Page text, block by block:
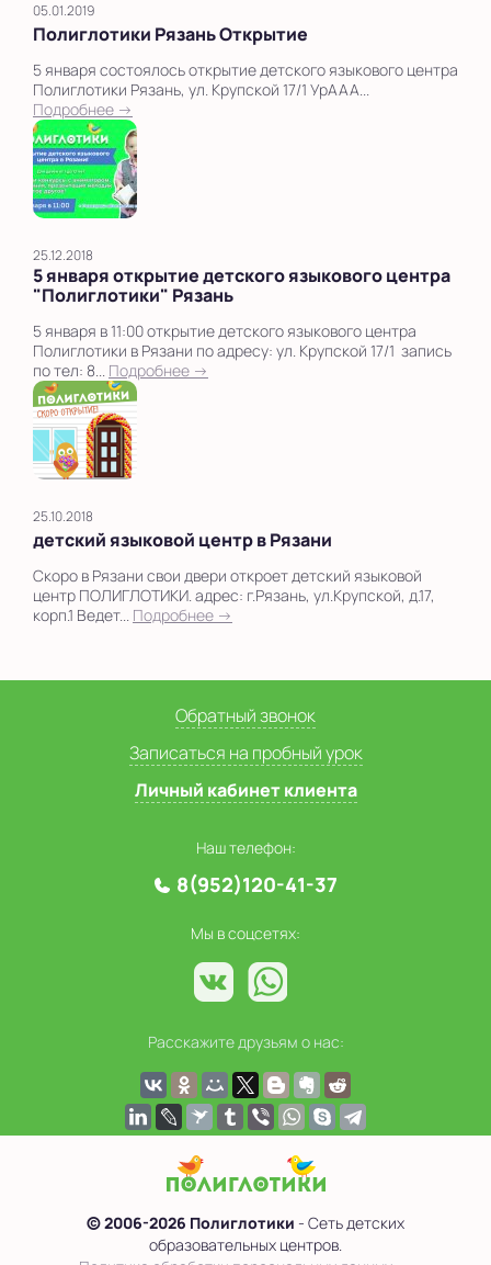
05.01.2019
Полиглотики Рязань Открытие
5 января состоялось открытие детского языкового центра
Полиглотики Рязань, ул. Крупской 17/1 УрААА...
Подробнее →
25.12.2018
5 января открытие детского языкового центра
"Полиглотики" Рязань
5 января в 11:00 открытие детского языкового центра
Полиглотики в Рязани по адресу: ул. Крупской 17/1 запись
по тел: 8... Подробнее →
25.10.2018
детский языковой центр в Рязани
Скоро в Рязани свои двери откроет детский языковой
центр ПОЛИГЛОТИКИ. адрес: г.Рязань, ул.Крупской, д.17,
корп.1 Ведет... Подробнее →
Обратный звонок
Записаться на пробный урок
Личный кабинет клиента
Наш телефон:
8(952)120-41-37
Мы в соцсетях:
Расскажите друзьям о нас:
© 2006-2026 Полиглотики - Сеть детских
образовательных центров.